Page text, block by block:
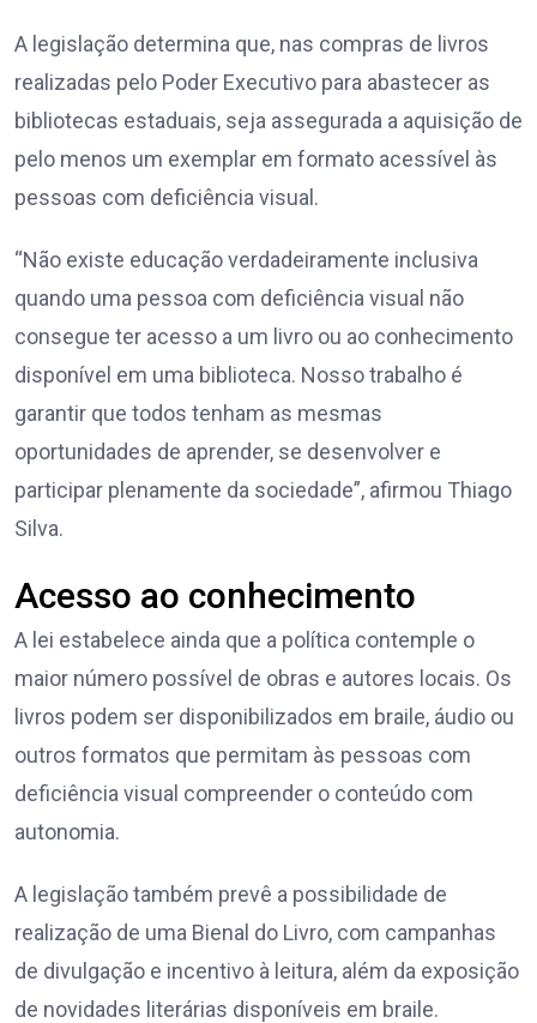
A legislação determina que, nas compras de livros
realizadas pelo Poder Executivo para abastecer as
bibliotecas estaduais, seja assegurada a aquisição de
pelo menos um exemplar em formato acessível às
pessoas com deficiência visual.
“Não existe educação verdadeiramente inclusiva
quando uma pessoa com deficiência visual não
consegue ter acesso a um livro ou ao conhecimento
disponível em uma biblioteca. Nosso trabalho é
garantir que todos tenham as mesmas
oportunidades de aprender, se desenvolver e
participar plenamente da sociedade”, afirmou Thiago
Silva.
Acesso ao conhecimento
A lei estabelece ainda que a política contemple o
maior número possível de obras e autores locais. Os
livros podem ser disponibilizados em braile, áudio ou
outros formatos que permitam às pessoas com
deficiência visual compreender o conteúdo com
autonomia.
A legislação também prevê a possibilidade de
realização de uma Bienal do Livro, com campanhas
de divulgação e incentivo à leitura, além da exposição
de novidades literárias disponíveis em braile.